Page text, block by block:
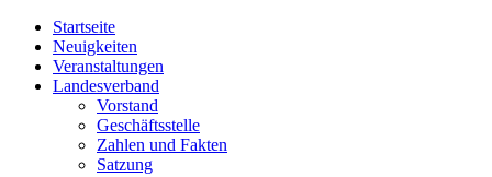
Startseite
Neuigkeiten
Veranstaltungen
Landesverband
Vorstand
Geschäftsstelle
Zahlen und Fakten
Satzung